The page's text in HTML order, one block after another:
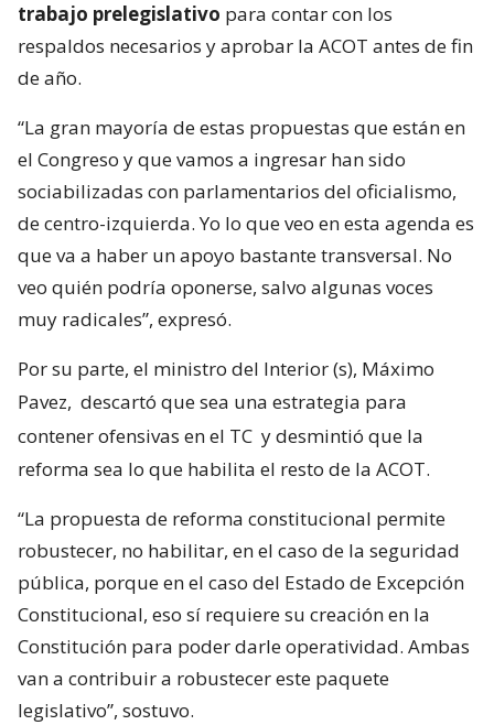
trabajo prelegislativo para contar con los
respaldos necesarios y aprobar la ACOT antes de fin
de año.
“La gran mayoría de estas propuestas que están en
el Congreso y que vamos a ingresar han sido
sociabilizadas con parlamentarios del oficialismo,
de centro-izquierda. Yo lo que veo en esta agenda es
que va a haber un apoyo bastante transversal. No
veo quién podría oponerse, salvo algunas voces
muy radicales”, expresó.
Por su parte, el ministro del Interior (s), Máximo
Pavez, descartó que sea una estrategia para
contener ofensivas en el TC y desmintió que la
reforma sea lo que habilita el resto de la ACOT.
“La propuesta de reforma constitucional permite
robustecer, no habilitar, en el caso de la seguridad
pública, porque en el caso del Estado de Excepción
Constitucional, eso sí requiere su creación en la
Constitución para poder darle operatividad. Ambas
van a contribuir a robustecer este paquete
legislativo”, sostuvo.